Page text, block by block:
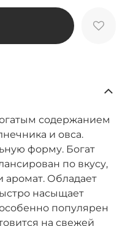
содержанием
и овса.
форму. Богат
по вкусу,
аромат. Обладает
насыщает
популярен
на свежей